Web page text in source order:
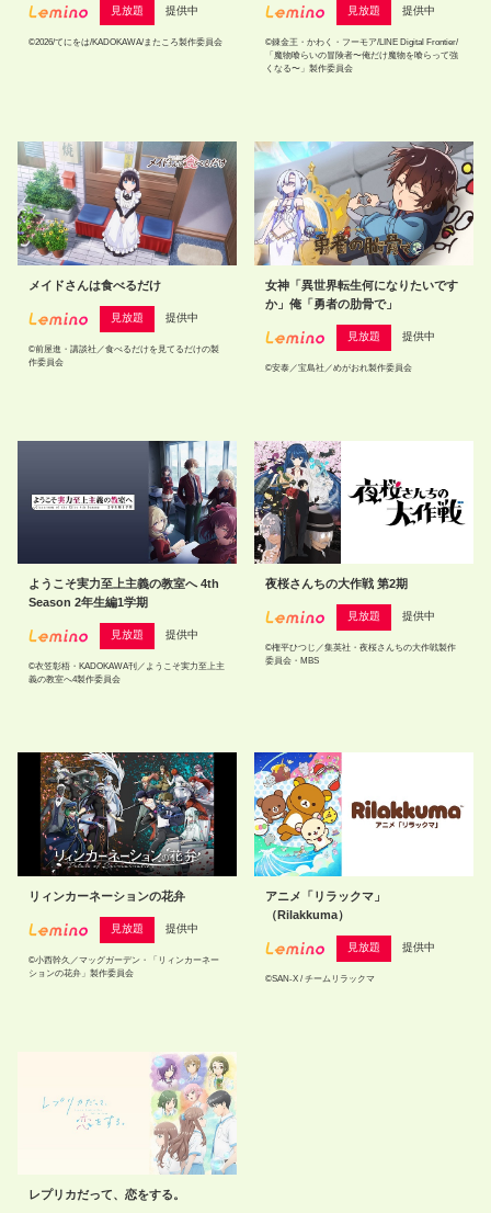
見放題 提供中
©2026/てにをは/KADOKAWA/またころ製作委員会
見放題 提供中
©錬金王・かわく・フーモア/LINE Digital Frontier/
「魔物喰らいの冒険者〜俺だけ魔物を喰らって強
くなる〜」製作委員会
メイドさんは食べるだけ
見放題 提供中
©前屋進・講談社／食べるだけを見てるだけの製
作委員会
女神「異世界転生何になりたいです
か」俺「勇者の肋骨で」
見放題 提供中
©安泰／宝島社／めがおれ製作委員会
ようこそ実力至上主義の教室へ 4th
Season 2年生編1学期
見放題 提供中
©衣笠彰梧・KADOKAWA刊／ようこそ実力至上主
義の教室へ4製作委員会
夜桜さんちの大作戦 第2期
見放題 提供中
©権平ひつじ／集英社・夜桜さんちの大作戦製作
委員会・MBS
リィンカーネーションの花弁
見放題 提供中
©小西幹久／マッグガーデン・「リィンカーネー
ションの花弁」製作委員会
アニメ「リラックマ」
（Rilakkuma）
見放題 提供中
©SAN-X / チームリラックマ
レプリカだって、恋をする。